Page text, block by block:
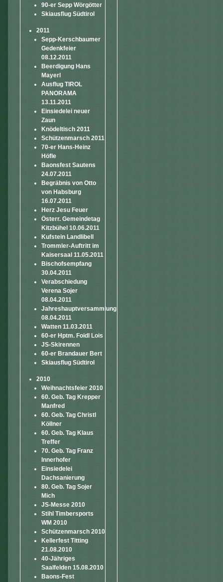
90-er Sepp Wörgötter
Skiausflug Südtirol
2011
Sepp-Kerschbaumer
Gedenkfeier
08.12.2011
Beerdigung Hans
Mayerl
Ausflug TIROL
PANORAMA
13.11.2011
Einsiedelei neuer
Zaun
Knödeltisch 2011
Schützenmarsch 2011
70-er Hans-Heinz
Höfle
Baonsfest Sautens
24.07.2011
Begräbnis von Otto
von Habsburg
16.07.2011
Herz Jesu Feuer
Österr. Gemeindetag
Kitzbühel 10.06.2011
Kufstein Landlibell
Trommler-Auftritt im
Kaisersaal 11.05.2011
Bischofsempfang
30.04.2011
Verabschiedung
Verena Sojer
08.04.2011
Jahreshauptversammlung
08.04.2011
Watten 11.03.2011
60-er Hptm. Foidl Lois
JS-Skirennen
60-er Brandauer Bert
Skiausflug Südtirol
2010
Weihnachtsfeier 2010
60. Geb. Tag Krepper
Manfred
60. Geb. Tag Christl
Köllner
60. Geb. Tag Klaus
Treffer
70. Geb. Tag Franz
Innerhofer
Einsiedelei
Dachsanierung
80. Geb. Tag Sojer
Mich
JS-Messe 2010
Stihl Timbersports
WM 2010
Schützenmarsch 2010
Kellerfest Titting
21.08.2010
40-Jähriges
Saalfelden 15.08.2010
Baons-Fest